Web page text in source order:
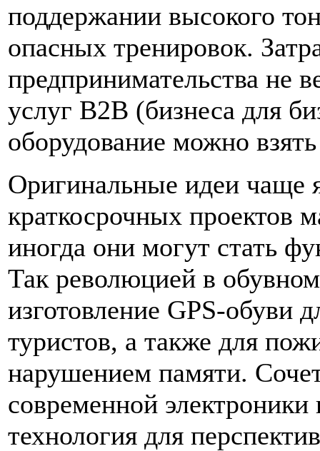
поддержании высокого
опасных тренировок.
предпринимательства не
услуг B2B (бизнеса для
оборудование можно
Оригинальные идеи чаще
краткосрочных проектов
иногда они могут стать
Так революцией в
изготовление GPS-обуви
туристов, а также для
нарушением памяти.
современной
технология для